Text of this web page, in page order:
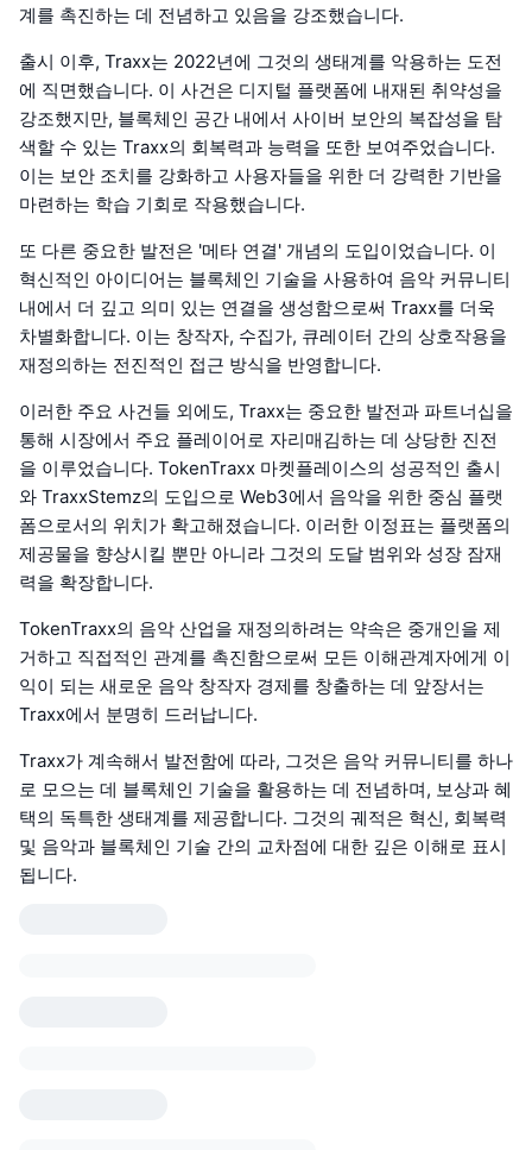
계를 촉진하는 데 전념하고 있음을 강조했습니다.
출시 이후, Traxx는 2022년에 그것의 생태계를 악용하는 도전
에 직면했습니다. 이 사건은 디지털 플랫폼에 내재된 취약성을
강조했지만, 블록체인 공간 내에서 사이버 보안의 복잡성을 탐
색할 수 있는 Traxx의 회복력과 능력을 또한 보여주었습니다.
이는 보안 조치를 강화하고 사용자들을 위한 더 강력한 기반을
마련하는 학습 기회로 작용했습니다.
또 다른 중요한 발전은 '메타 연결' 개념의 도입이었습니다. 이
혁신적인 아이디어는 블록체인 기술을 사용하여 음악 커뮤니티
내에서 더 깊고 의미 있는 연결을 생성함으로써 Traxx를 더욱
차별화합니다. 이는 창작자, 수집가, 큐레이터 간의 상호작용을
재정의하는 전진적인 접근 방식을 반영합니다.
이러한 주요 사건들 외에도, Traxx는 중요한 발전과 파트너십을
통해 시장에서 주요 플레이어로 자리매김하는 데 상당한 진전
을 이루었습니다. TokenTraxx 마켓플레이스의 성공적인 출시
와 TraxxStemz의 도입으로 Web3에서 음악을 위한 중심 플랫
폼으로서의 위치가 확고해졌습니다. 이러한 이정표는 플랫폼의
제공물을 향상시킬 뿐만 아니라 그것의 도달 범위와 성장 잠재
력을 확장합니다.
TokenTraxx의 음악 산업을 재정의하려는 약속은 중개인을 제
거하고 직접적인 관계를 촉진함으로써 모든 이해관계자에게 이
익이 되는 새로운 음악 창작자 경제를 창출하는 데 앞장서는
Traxx에서 분명히 드러납니다.
Traxx가 계속해서 발전함에 따라, 그것은 음악 커뮤니티를 하나
로 모으는 데 블록체인 기술을 활용하는 데 전념하며, 보상과 혜
택의 독특한 생태계를 제공합니다. 그것의 궤적은 혁신, 회복력
및 음악과 블록체인 기술 간의 교차점에 대한 깊은 이해로 표시
됩니다.